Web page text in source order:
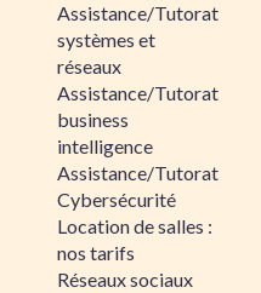
Assistance/Tutorat
systèmes et
réseaux
Assistance/Tutorat
business
intelligence
Assistance/Tutorat
Cybersécurité
Location de salles :
nos tarifs
Réseaux sociaux